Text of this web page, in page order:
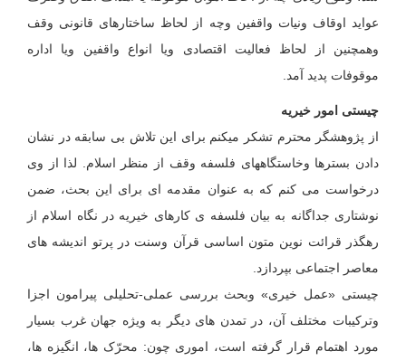
عواید اوقاف ونیات واقفین وچه از لحاظ ساختارهای قانونی وقف
وهمچنین از لحاظ فعالیت اقتصادی ویا انواع واقفین ویا اداره
موقوفات پدید آمد.
چیستی امور خیریه
از پژوهشگر محترم تشکر میکنم برای این تلاش بی سابقه در نشان
دادن بسترها وخاستگاههای فلسفه وقف از منظر اسلام. لذا از وی
درخواست می کنم که به عنوان مقدمه ای برای این بحث، ضمن
نوشتاری جداگانه به بیان فلسفه ی کارهای خیریه در نگاه اسلام از
رهگذر قرائت نوین متون اساسی قرآن وسنت در پرتو اندیشه های
معاصر اجتماعی بپردازد.
چیستی «عمل خیری» وبحث بررسی عملی-تحلیلی پیرامون اجزا
وترکیبات مختلف آن، در تمدن های دیگر به ویژه جهان غرب بسیار
مورد اهتمام قرار گرفته است، اموری چون: محرّک ها، انگیزه ها،